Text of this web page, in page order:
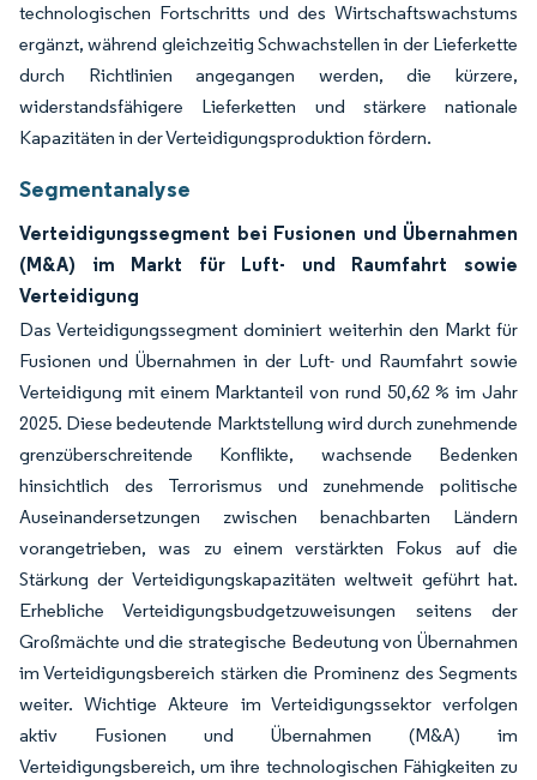
technologischen Fortschritts und des Wirtschaftswachstums
ergänzt, während gleichzeitig Schwachstellen in der Lieferkette
durch Richtlinien angegangen werden, die kürzere,
widerstandsfähigere Lieferketten und stärkere nationale
Kapazitäten in der Verteidigungsproduktion fördern.
Segmentanalyse
Verteidigungssegment bei Fusionen und Übernahmen
(M&A) im Markt für Luft- und Raumfahrt sowie
Verteidigung
Das Verteidigungssegment dominiert weiterhin den Markt für
Fusionen und Übernahmen in der Luft- und Raumfahrt sowie
Verteidigung mit einem Marktanteil von rund 50,62 % im Jahr
2025. Diese bedeutende Marktstellung wird durch zunehmende
grenzüberschreitende Konflikte, wachsende Bedenken
hinsichtlich des Terrorismus und zunehmende politische
Auseinandersetzungen zwischen benachbarten Ländern
vorangetrieben, was zu einem verstärkten Fokus auf die
Stärkung der Verteidigungskapazitäten weltweit geführt hat.
Erhebliche Verteidigungsbudgetzuweisungen seitens der
Großmächte und die strategische Bedeutung von Übernahmen
im Verteidigungsbereich stärken die Prominenz des Segments
weiter. Wichtige Akteure im Verteidigungssektor verfolgen
aktiv Fusionen und Übernahmen (M&A) im
Verteidigungsbereich, um ihre technologischen Fähigkeiten zu